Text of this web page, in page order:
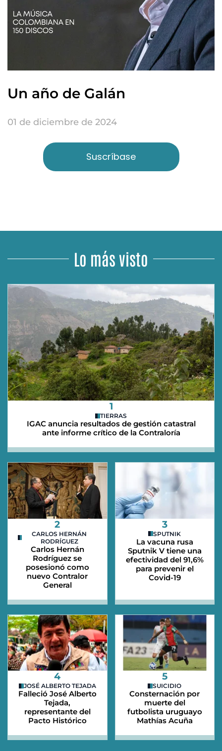
Un año de Galán
01 de diciembre de 2024
Suscríbase
Lo más visto
1
TIERRAS
IGAC anuncia resultados de gestión catastral
ante informe crítico de la Contraloría
2
CARLOS HERNÁN
RODRÍGUEZ
Carlos Hernán
Rodríguez se
posesionó como
nuevo Contralor
General
3
SPUTNIK
La vacuna rusa
Sputnik V tiene una
efectividad del 91,6%
para prevenir el
Covid-19
4
JOSÉ ALBERTO TEJADA
Falleció José Alberto
Tejada,
representante del
Pacto Histórico
5
SUICIDIO
Consternación por
muerte del
futbolista uruguayo
Mathías Acuña